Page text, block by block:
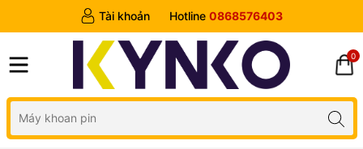
Tài khoản Hotline 0868576403
0